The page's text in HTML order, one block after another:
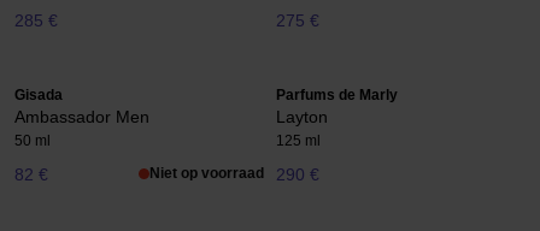
285 € 275 €
Gisada
Ambassador Men
50 ml
82 € Niet op voorraad
Parfums de Marly
Layton
125 ml
290 €